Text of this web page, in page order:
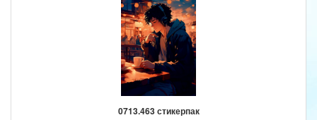
0713.463 стикерпак